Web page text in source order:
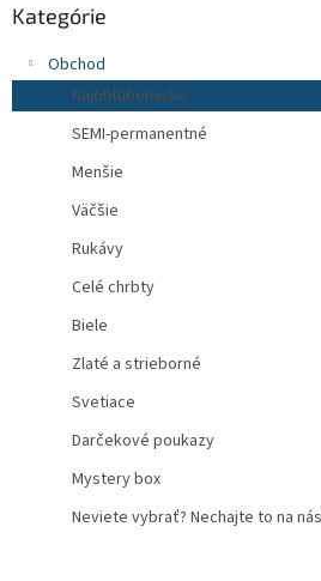
Kategórie
Obchod
Najobľúbenejšie
SEMI-permanentné
Menšie
Väčšie
Rukávy
Celé chrbty
Biele
Zlaté a strieborné
Svetiace
Darčekové poukazy
Mystery box
Neviete vybrať? Nechajte to na